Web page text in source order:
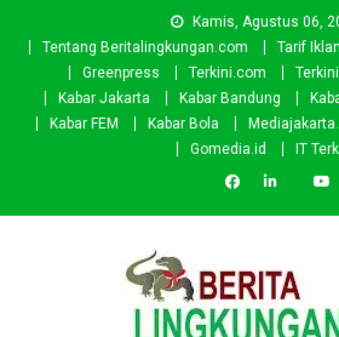
Kamis, Agustus 06,
Tentang Beritalingkungan.com
Tarif Iklan
Greenpress
Terkini.com
Kabar Jakarta
Kabar Bandung
Kabar FEM
Kabar Bola
Gomedia.id
IT